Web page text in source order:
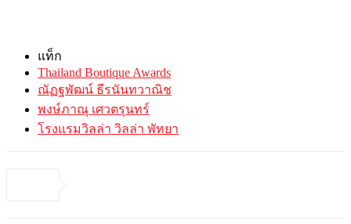
แท็ก
Thailand Boutique Awards
ณัฏฐพัฒน์ ธีรนันทวาณิช
พงษ์ภาณุ เศวตรุนทร์
โรงแรมวิลล่า วิลล่า พัทยา